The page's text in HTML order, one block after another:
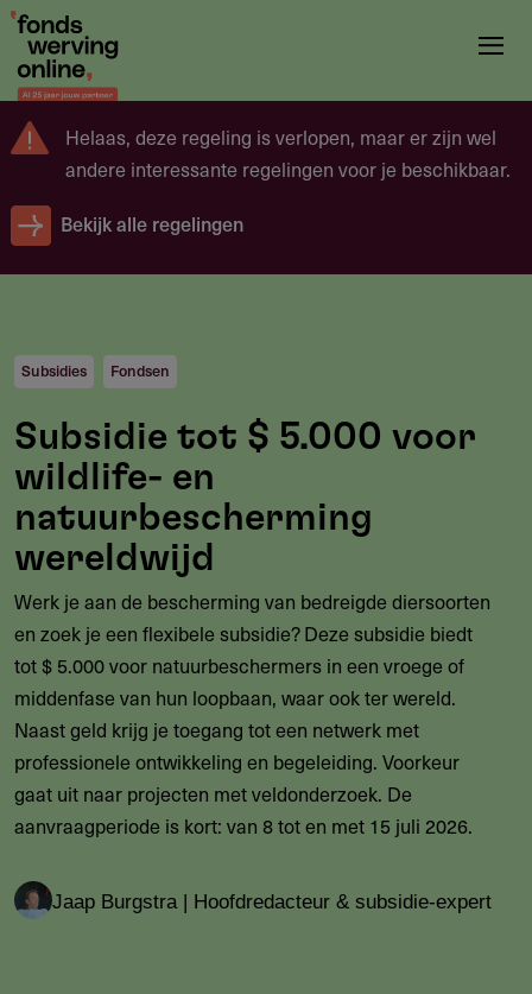
Overslaan
naar
inhoud
Helaas, deze regeling is verlopen, maar er zijn wel
andere interessante regelingen voor je beschikbaar.
Bekijk alle regelingen
Subsidies Fondsen
Subsidie tot $ 5.000 voor
wildlife- en
natuurbescherming
wereldwijd
Werk je aan de bescherming van bedreigde diersoorten
en zoek je een flexibele subsidie? Deze subsidie biedt
tot $ 5.000 voor natuurbeschermers in een vroege of
middenfase van hun loopbaan, waar ook ter wereld.
Naast geld krijg je toegang tot een netwerk met
professionele ontwikkeling en begeleiding. Voorkeur
gaat uit naar projecten met veldonderzoek. De
aanvraagperiode is kort: van 8 tot en met 15 juli 2026.
Jaap Burgstra | Hoofdredacteur & subsidie-expert